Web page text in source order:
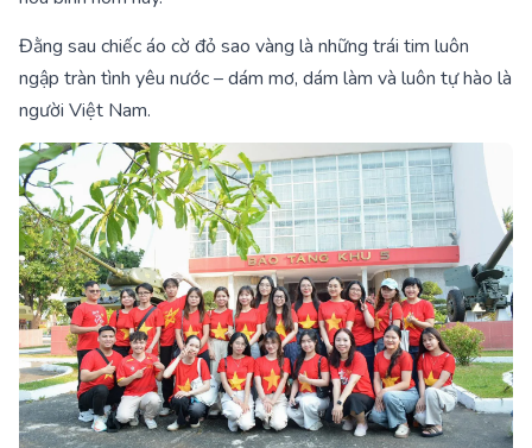
Đằng sau chiếc áo cờ đỏ sao vàng là những trái tim luôn
ngập tràn tình yêu nước – dám mơ, dám làm và luôn tự hào là
người Việt Nam.